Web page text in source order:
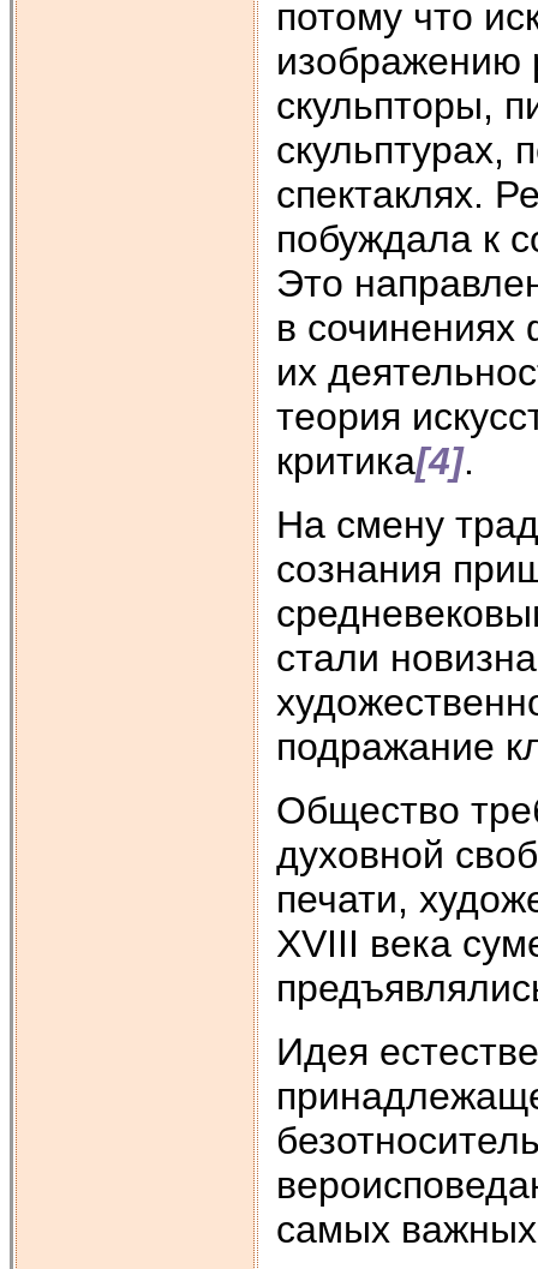
потому что
изображению
скульпторы,
скульптурах,
спектаклях.
побуждала к
Это
в сочинениях
их
теория
критика[4].
На смену
сознания
стали
подражание
Общество
духовной
печати,
XVIII века
Идея
самых